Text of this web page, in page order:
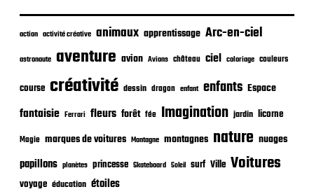
i
a
t
i
o
n
action activité créative animaux apprentissage Arc-en-ciel
astronaute aventure avion Avions château ciel coloriage couleurs
course créativité dessin dragon enfant enfants Espace
fantaisie Ferrari fleurs forêt fée Imagination jardin licorne
Magie marques de voitures Montagne montagnes nature nuages
papillons planètes princesse Skateboard Soleil surf Ville Voitures
voyage éducation étoiles